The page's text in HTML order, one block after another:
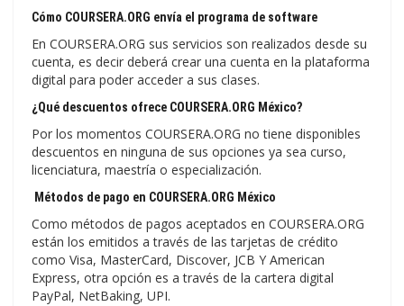
Cómo COURSERA.ORG envía el programa de software
En COURSERA.ORG sus servicios son realizados desde su
cuenta, es decir deberá crear una cuenta en la plataforma
digital para poder acceder a sus clases.
¿Qué descuentos ofrece COURSERA.ORG México?
Por los momentos COURSERA.ORG no tiene disponibles
descuentos en ninguna de sus opciones ya sea curso,
licenciatura, maestría o especialización.
Métodos de pago en COURSERA.ORG México
Como métodos de pagos aceptados en COURSERA.ORG
están los emitidos a través de las tarjetas de crédito
como Visa, MasterCard, Discover, JCB Y American
Express, otra opción es a través de la cartera digital
PayPal, NetBaking, UPI.